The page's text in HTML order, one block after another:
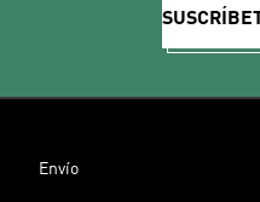
Envío